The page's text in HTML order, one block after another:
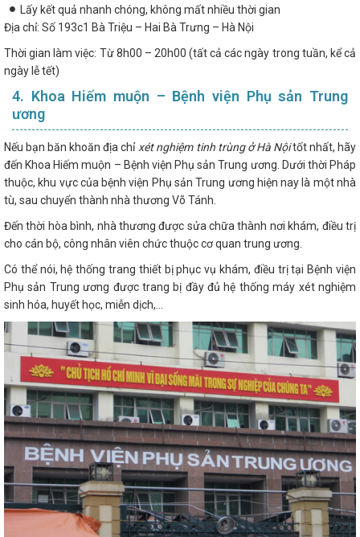
Lấy kết quả nhanh chóng, không mất nhiều thời gian
Địa chỉ: Số 193c1 Bà Triệu – Hai Bà Trưng – Hà Nội
Thời gian làm việc: Từ 8h00 – 20h00 (tất cả các ngày trong tuần, kể cả
ngày lễ tết)
4. Khoa Hiếm muộn – Bệnh viện Phụ sản Trung
ương
Nếu bạn băn khoăn địa chỉ xét nghiệm tinh trùng ở Hà Nộitốt nhất, hãy
đến Khoa Hiếm muộn – Bệnh viện Phụ sản Trung ương. Dưới thời Pháp
thuộc, khu vực của bệnh viện Phụ sản Trung ương hiện nay là một nhà
tù, sau chuyển thành nhà thương Võ Tánh.
Đến thời hòa bình, nhà thương được sửa chữa thành nơi khám, điều trị
cho cán bộ, công nhân viên chức thuộc cơ quan trung ương.
Có thể nói, hệ thống trang thiết bị phục vụ khám, điều trị tại Bệnh viện
Phụ sản Trung ương được trang bị đầy đủ hệ thống máy xét nghiệm
sinh hóa, huyết học, miễn dịch,...